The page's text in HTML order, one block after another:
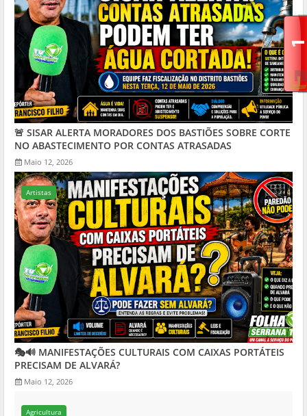
🚨 SISAR ALERTA MORADORES DOS BASTIÕES SOBRE CORTE
NO ABASTECIMENTO POR CONTAS ATRASADAS
Maio 12, 2026
Artistas
🎭🔊 MANIFESTAÇÕES CULTURAIS COM CAIXAS PORTÁTEIS
PRECISAM DE ALVARÁ?
Maio 12, 2026
Agricultura